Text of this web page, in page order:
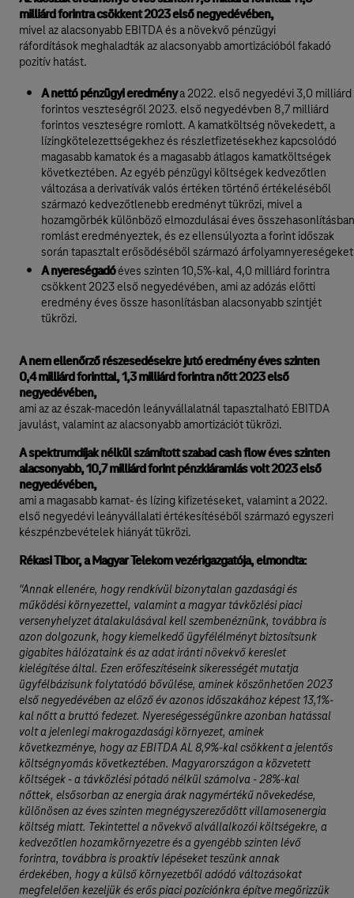
milliárd forintra csökkent 2023 első negyedévében,
mivel az alacsonyabb EBITDA és a növekvő pénzügyi
ráfordítások meghaladták az alacsonyabb amortizációból fakadó
pozitív hatást.
A nettó pénzügyi eredménya 2022. első negyedévi 3,0 milliárd
forintos veszteségről 2023. első negyedévben 8,7 milliárd
forintos veszteségre romlott. A kamatköltség növekedett, a
lízingkötelezettségekhez és részletfizetésekhez kapcsolódó
magasabb kamatok és a magasabb átlagos kamatköltségek
következtében. Az egyéb pénzügyi költségek kedvezőtlen
változása a derivatívák valós értéken történő értékeléséből
származó kedvezőtlenebb eredményt tükrözi, mivel a
hozamgörbék különböző elmozdulásai éves összehasonlításban
romlást eredményeztek, és ez ellensúlyozta a forint időszak
során tapasztalt erősödéséből származó
A nyereségadóéves szinten 10,5%-kal, 4,0 milliárd forintra
csökkent 2023 első negyedévében, ami az adózás előtti
eredmény éves össze hasonlításban alacsonyabb szintjét
tükrözi.
A nem ellenőrző részesedésekre jutó eredmény éves szinten
0,4 milliárd forinttal, 1,3 milliárd forintra nőtt 2023 első
negyedévében,
ami az az észak-macedón leányvállalatnál tapasztalható EBITDA
javulást, valamint az alacsonyabb amortizációt tükrözi.
A spektrumdíjak nélkül számított szabad cash flow éves szinten
alacsonyabb, 10,7 milliárd forint pénzkiáramlás volt 2023 első
negyedévében,
ami a magasabb kamat- és lízing kifizetéseket, valamint a 2022.
első negyedévi leányvállalati értékesítéséből származó egyszeri
készpénzbevételek hiányát tükrözi.
Rékasi Tibor, a Magyar Telekom vezérigazgatója, elmondta:
"Annak ellenére, hogy rendkívül bizonytalan gazdasági és
működési környezettel, valamint a magyar távközlési piaci
versenyhelyzet átalakulásával kell szembenéznünk, továbbra is
azon dolgozunk, hogy kiemelkedő ügyfélélményt biztosítsunk
gigabites hálózataink és az adat iránti növekvő kereslet
kielégítése által. Ezen erőfeszítéseink sikerességét mutatja
ügyfélbázisunk folytatódó bővülése, aminek köszönhetően 2023
első negyedévében az előző év azonos időszakához képest 13,1%-
kal nőtt a bruttó fedezet. Nyereségességünkre azonban hatással
volt a jelenlegi makrogazdasági környezet, aminek
következménye, hogy az EBITDA AL 8,9%-kal csökkent a jelentős
költségnyomás következtében. Magyarországon a közvetett
költségek - a távközlési pótadó nélkül számolva - 28%-kal
nőttek, elsősorban az energia árak nagymértékű növekedése,
különösen az éves szinten megnégyszereződött villamosenergia
költség miatt. Tekintettel a növekvő alvállalkozói költségekre, a
kedvezőtlen hozamkörnyezetre és a gyengébb szinten lévő
forintra, továbbra is proaktív lépéseket teszünk annak
érdekében, hogy a külső környezetből adódó változásokat
megfelelően kezeljük és erős piaci pozíciónkra építve megőrizzük